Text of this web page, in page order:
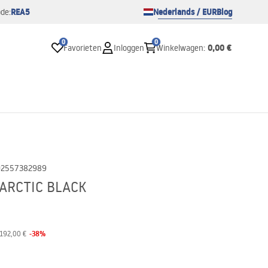
REA5 Nederlands / EURBlog
0
Favorieten Inloggen
0
Winkelwagen: 0,00 €
BLACK
192,00 € -38%